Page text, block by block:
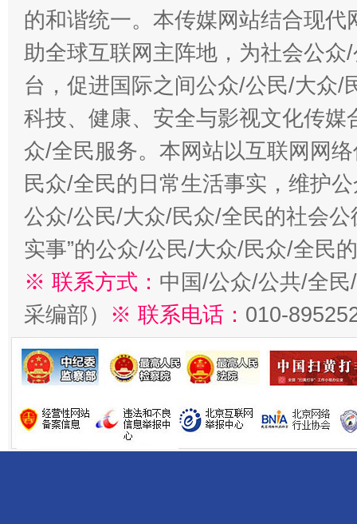
的和谐统一。本传媒网站结合现
助全球互联网主阵地，为社会公
台，促进国际之间公众/公民/大众/
科技、健康、安全与影视文化传
众/全民服务。本网站以互联网网
民众/全民的日常生活事实，维护
公众/公民/大众/民众/全民的社会公
实事”的公众/公民/大众/民众/全民
※ 联系方式： 中国/公众/公共/全
采编部） ※ 联系电话： 010-